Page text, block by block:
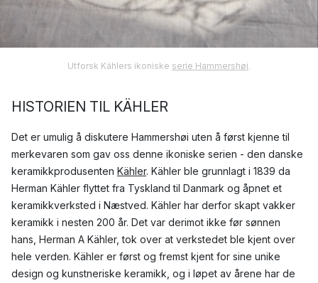
Utforsk Kählers ikoniske serie Hammershøi.
HISTORIEN TIL KÄHLER
Det er umulig å diskutere Hammershøi uten å først kjenne til
merkevaren som gav oss denne ikoniske serien - den danske
keramikkprodusenten Kähler. Kähler ble grunnlagt i 1839 da
Herman Kähler flyttet fra Tyskland til Danmark og åpnet et
keramikkverksted i Næstved. Kähler har derfor skapt vakker
keramikk i nesten 200 år. Det var derimot ikke før sønnen
hans, Herman A Kähler, tok over at verkstedet ble kjent over
hele verden. Kähler er først og fremst kjent for sine unike
design og kunstneriske keramikk, og i løpet av årene har de